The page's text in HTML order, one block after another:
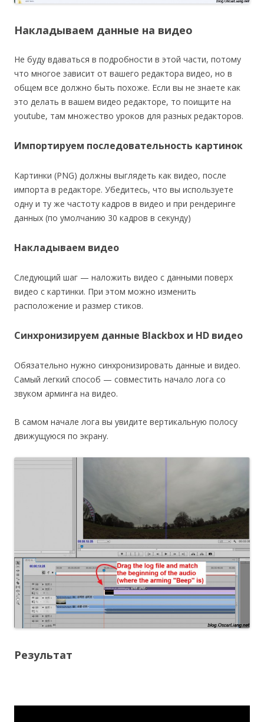
Накладываем данные на видео
Не буду вдаваться в подробности в этой части, потому
что многое зависит от вашего редактора видео, но в
общем все должно быть похоже. Если вы не знаете как
это делать в вашем видео редакторе, то поищите на
youtube, там множество уроков для разных редакторов.
Импортируем последовательность картинок
Картинки (PNG) должны выглядеть как видео, после
импорта в редакторе. Убедитесь, что вы используете
одну и ту же частоту кадров в видео и при рендеринге
данных (по умолчанию 30 кадров в секунду)
Накладываем видео
Следующий шаг — наложить видео с данными поверх
видео с картинки. При этом можно изменить
расположение и размер стиков.
Синхронизируем данные Blackbox и HD видео
Обязательно нужно синхронизировать данные и видео.
Самый легкий способ — совместить начало лога со
звуком арминга на видео.
В самом начале лога вы увидите вертикальную полосу
движущуюся по экрану.
Результат